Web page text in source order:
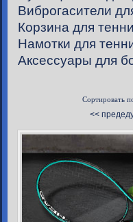
Виброгасители
Корзина для
Намотки для
Аксессуары для
Сортировать
<<